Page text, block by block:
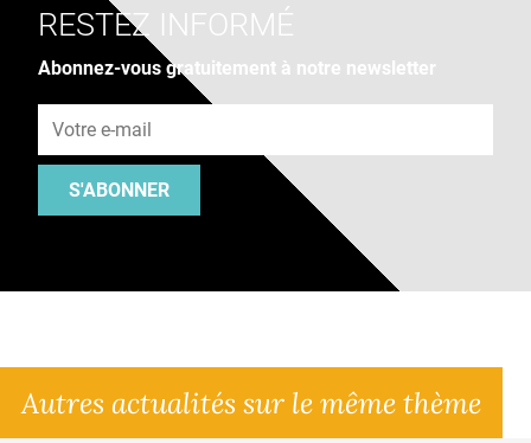
RESTEZ INFORMÉ
Abonnez-vous gratuitement à notre newsletter
S'ABONNER
Autres actualités sur le même thème